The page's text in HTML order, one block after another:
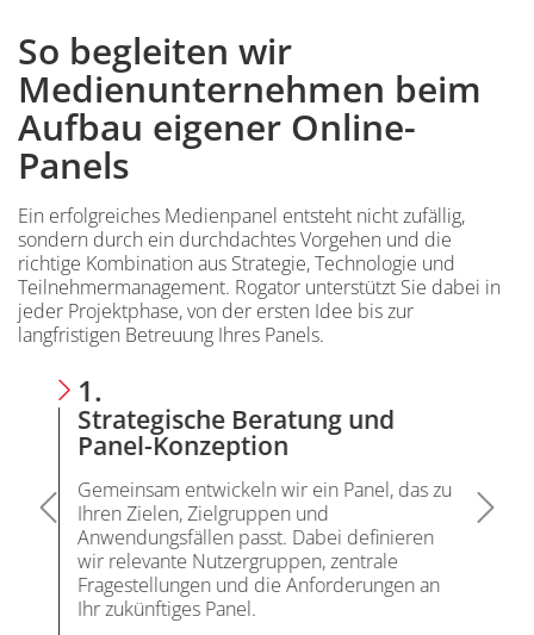
Einleitung
So begleiten wir
Medienunternehmen beim
Aufbau eigener Online-
Panels
Ein erfolgreiches Medienpanel entsteht nicht zufällig,
sondern durch ein durchdachtes Vorgehen und die
richtige Kombination aus Strategie, Technologie und
Teilnehmermanagement. Rogator unterstützt Sie dabei in
jeder Projektphase, von der ersten Idee bis zur
langfristigen Betreuung Ihres Panels.
Inhalt
Nummer:
1.
Strategische Beratung und
Panel-Konzeption
Gemeinsam entwickeln wir ein Panel, das zu
Ihren Zielen, Zielgruppen und
Anwendungsfällen passt. Dabei definieren
wir relevante Nutzergruppen, zentrale
Fragestellungen und die Anforderungen an
Ihr zukünftiges Panel.